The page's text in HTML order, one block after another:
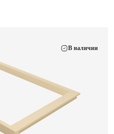
В наличии